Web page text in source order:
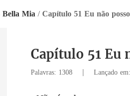
Bella Mia / Capítulo 51 Eu não
Capítulo 51 Eu
Palavras: 1308 | Lançado